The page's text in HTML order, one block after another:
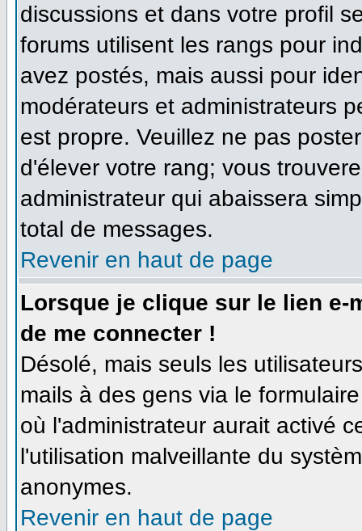
discussions et dans votre profil
forums utilisent les rangs pour
avez postés, mais aussi pour
modérateurs et administrateurs
est propre. Veuillez ne pas
d'élever votre rang; vous
administrateur qui abaissera
total de messages.
Revenir en haut de page
Lorsque je clique sur le lien e-
de me connecter !
Désolé, mais seuls les
mails à des gens via le
où l'administrateur aurait activé
l'utilisation malveillante du
anonymes.
Revenir en haut de page